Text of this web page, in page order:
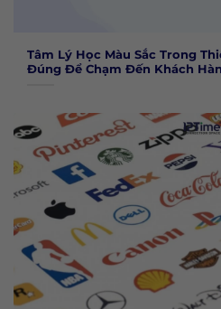
Tâm Lý Học Màu Sắc Trong
Đúng Để Chạm Đến Khách